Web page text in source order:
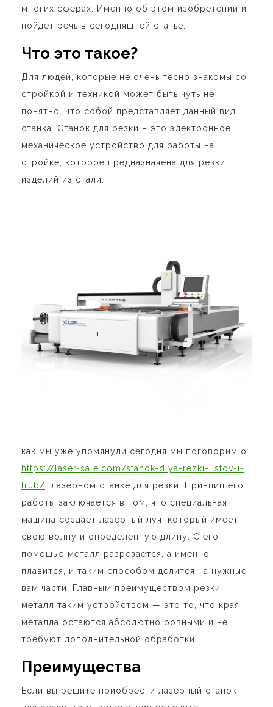
многих сферах. Именно об этом изобретении и
пойдет речь в сегодняшней статье.
Что это такое?
Для людей, которые не очень тесно знакомы со
стройкой и техникой может быть чуть не
понятно, что собой представляет данный вид
станка. Станок для резки – это электронное,
механическое устройство для работы на
стройке, которое предназначена для резки
изделий из стали.
как мы уже упомянули сегодня мы поговорим о
https://laser-sale.com/stanok-dlya-rezki-listov-i-
trub/ лазерном станке для резки. Принцип его
работы заключается в том, что специальная
машина создает лазерный луч, который имеет
свою волну и определенную длину. С его
помощью металл разрезается, а именно
плавится, и таким способом делится на нужные
вам части. Главным преимуществом резки
металл таким устройством — это то, что края
металла остаются абсолютно ровными и не
требуют дополнительной обработки.
Преимущества
Если вы решите приобрести лазерный станок